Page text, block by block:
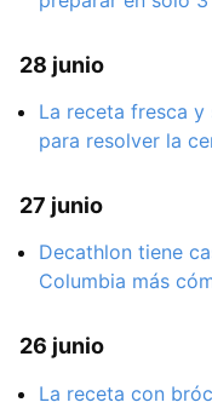
28 junio
La receta fresca
para resolver la
27 junio
Decathlon tiene
Columbia más
26 junio
La receta con